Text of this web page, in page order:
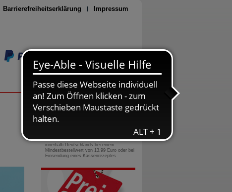
Barrierefreiheitserklärung Impressum
Seite drucken
0800-10 11 422
gebührenfreie Rufnummer
innerhalb Deutschlands bei einem
Mindestbestellwert von 13,99 Euro oder bei
Einsendung eines Kassenrezeptes